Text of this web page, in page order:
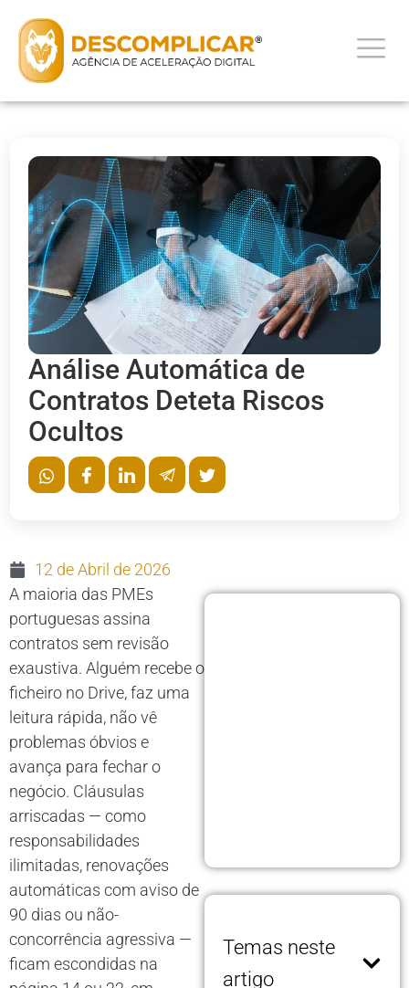
Análise Automática de
Contratos Deteta Riscos
Ocultos
12 de Abril de 2026
A maioria das PMEs
portuguesas assina
contratos sem revisão
exaustiva. Alguém recebe o
ficheiro no Drive, faz uma
leitura rápida, não vê
problemas óbvios e
avança para fechar o
negócio. Cláusulas
arriscadas — como
responsabilidades
ilimitadas, renovações
automáticas com aviso de
90 dias ou não-
concorrência agressiva —
ficam escondidas na
Temas neste
artigo